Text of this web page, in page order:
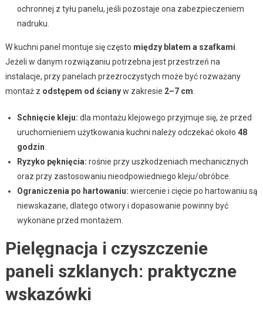
ochronnej z tyłu panelu, jeśli pozostaje ona zabezpieczeniem
nadruku.
W kuchni panel montuje się często między blatem a szafkami
Jeżeli w danym rozwiązaniu potrzebna jest przestrzeń na
instalacje, przy panelach przezroczystych może być rozważany
montaż z odstępem od ścianyw zakresie 2–7 cm
Schnięcie kleju: dla montażu klejowego przyjmuje się, że przed
uruchomieniem użytkowania kuchni należy odczekać około 48
godzin
Ryzyko pęknięcia: rośnie przy uszkodzeniach mechanicznych
oraz przy zastosowaniu nieodpowiedniego kleju/obróbce.
Ograniczenia po hartowaniu: wiercenie i cięcie po hartowaniu są
niewskazane, dlatego otwory i dopasowanie powinny być
wykonane przed montażem.
Pielęgnacja i czyszczenie
paneli szklanych: praktyczne
wskazówki